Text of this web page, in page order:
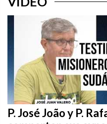
P. José João y P.